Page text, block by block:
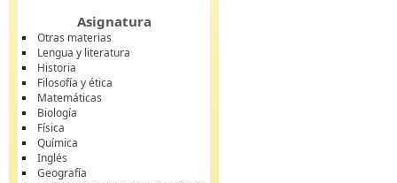
Asignatura
Otras materias
Lengua y literatura
Historia
Filosofía y ética
Matemáticas
Biología
Física
Química
Inglés
Geografía